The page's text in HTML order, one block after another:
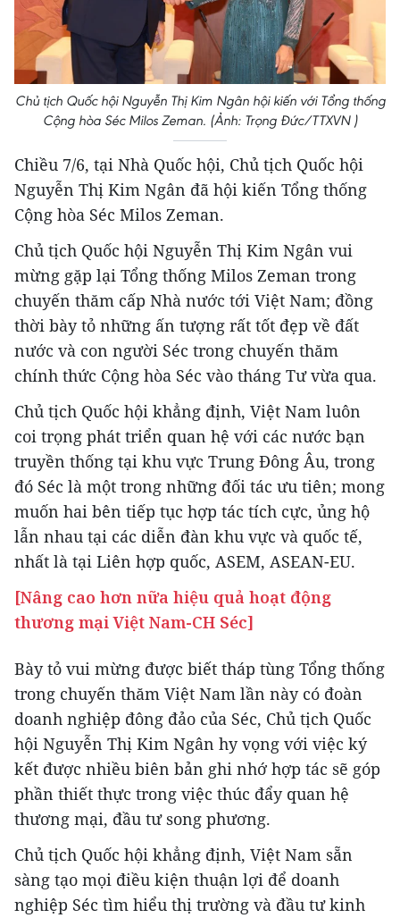
Chủ tịch Quốc hội Nguyễn Thị Kim Ngân hội kiến với Tổng thống
Cộng hòa Séc Milos Zeman. (Ảnh: Trọng Đức/TTXVN )
Chiều 7/6, tại Nhà Quốc hội, Chủ tịch Quốc hội
Nguyễn Thị Kim Ngân đã hội kiến Tổng thống
Cộng hòa Séc Milos Zeman.
Chủ tịch Quốc hội Nguyễn Thị Kim Ngân vui
mừng gặp lại Tổng thống Milos Zeman trong
chuyến thăm cấp Nhà nước tới Việt Nam; đồng
thời bày tỏ những ấn tượng rất tốt đẹp về đất
nước và con người Séc trong chuyến thăm
chính thức Cộng hòa Séc vào tháng Tư vừa qua.
Chủ tịch Quốc hội khẳng định, Việt Nam luôn
coi trọng phát triển quan hệ với các nước bạn
truyền thống tại khu vực Trung Đông Âu, trong
đó Séc là một trong những đối tác ưu tiên; mong
muốn hai bên tiếp tục hợp tác tích cực, ủng hộ
lẫn nhau tại các diễn đàn khu vực và quốc tế,
nhất là tại Liên hợp quốc, ASEM, ASEAN-EU.
[Nâng cao hơn nữa hiệu quả hoạt động
thương mại Việt Nam-CH Séc]
Bày tỏ vui mừng được biết tháp tùng Tổng thống
trong chuyến thăm Việt Nam lần này có đoàn
doanh nghiệp đông đảo của Séc, Chủ tịch Quốc
hội Nguyễn Thị Kim Ngân hy vọng với việc ký
kết được nhiều biên bản ghi nhớ hợp tác sẽ góp
phần thiết thực trong việc thúc đẩy quan hệ
thương mại, đầu tư song phương.
Chủ tịch Quốc hội khẳng định, Việt Nam sẵn
sàng tạo mọi điều kiện thuận lợi để doanh
nghiệp Séc tìm hiểu thị trường và đầu tư kinh